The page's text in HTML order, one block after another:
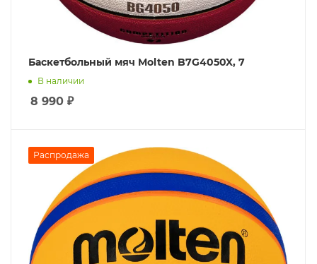
Баскетбольный мяч Molten B7G4050X, 7
В наличии
8 990 ₽
Распродажа